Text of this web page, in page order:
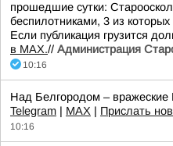
прошедшие сутки:
беспилотниками, 3 из
Если публикация грузится
в МАХ.// Администрация
10:16
Над Белгородом –
Telegram | MAX | Прислать
10:16